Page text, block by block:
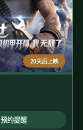
20天后上映
预约提醒